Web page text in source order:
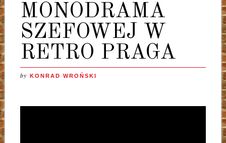
MONODRAMA
SZEFOWEJ W
RETRO PRAGA
by KONRAD WROŃSKI